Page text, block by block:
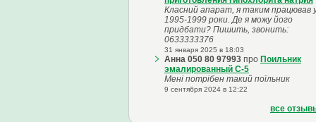
Класний апарат, я таким працював
1995-1999 роки. Де я можу його
придбати? Пишить, звонить:
0633333376
31 января 2025 в 18:03
Анна 050 80 97993 про Поильник
эмалированный С-5
Мені потрібен такий поїльник
9 сентября 2024 в 12:22
все